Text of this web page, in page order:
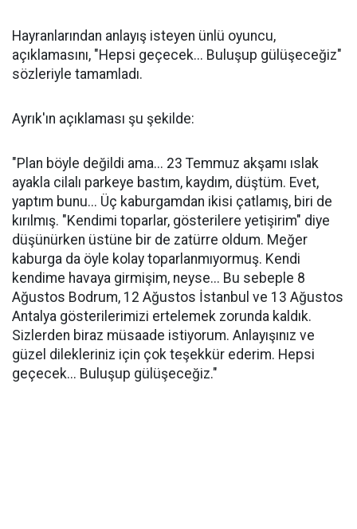
Hayranlarından anlayış isteyen ünlü oyuncu,
açıklamasını, "Hepsi geçecek... Buluşup gülüşeceğiz"
sözleriyle tamamladı.
Ayrık'ın açıklaması şu şekilde:
"Plan böyle değildi ama... 23 Temmuz akşamı ıslak
ayakla cilalı parkeye bastım, kaydım, düştüm. Evet,
yaptım bunu... Üç kaburgamdan ikisi çatlamış, biri de
kırılmış. "Kendimi toparlar, gösterilere yetişirim" diye
düşünürken üstüne bir de zatürre oldum. Meğer
kaburga da öyle kolay toparlanmıyormuş. Kendi
kendime havaya girmişim, neyse... Bu sebeple 8
Ağustos Bodrum, 12 Ağustos İstanbul ve 13 Ağustos
Antalya gösterilerimizi ertelemek zorunda kaldık.
Sizlerden biraz müsaade istiyorum. Anlayışınız ve
güzel dilekleriniz için çok teşekkür ederim. Hepsi
geçecek... Buluşup gülüşeceğiz."